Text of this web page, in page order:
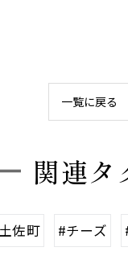
一覧に戻る
関連タ
佐町 #チーズ